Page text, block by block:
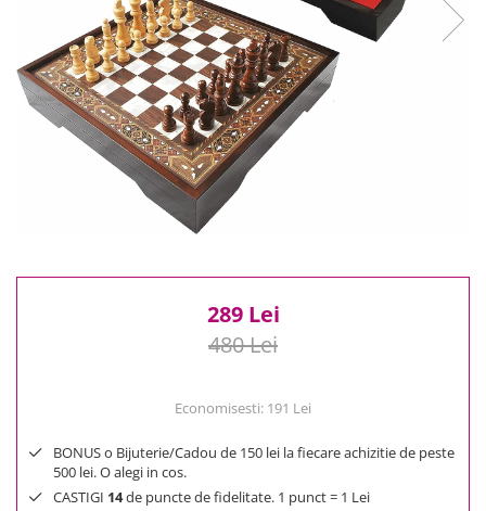
Cele mai votate
Cu video
Pret
0 Lei - 100 Lei
100 Lei - 200 Lei
200 Lei - 300 Lei
300 Lei - 500 Lei
289 Lei
480 Lei
Economisesti: 191 Lei
BONUS o Bijuterie/Cadou de 150 lei la fiecare achizitie de peste
500 lei. O alegi in cos.
CASTIGI 14de puncte de fidelitate. 1 punct = 1 Lei